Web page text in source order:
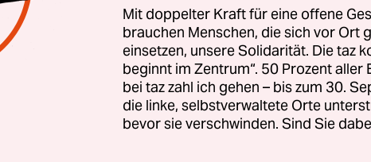
einige Unterscheidungen zu beachten.
spezialisierten Forscher wüssten
ließe. Vor allem aber gibt es diese
und mit ihnen nicht nur die Kontrolleure,
von Chemiewaffen. Der Vertrag zu
Mit doppelter Kraft für eine offene
brauchen Menschen, die sich vor Ort
einsetzen, unsere Solidarität. Die taz
beginnt im Zentrum“. 50 Prozent aller
bei taz zahl ich gehen – bis zum 30.
die linke, selbstverwaltete Orte
bevor sie verschwinden. Sind Sie